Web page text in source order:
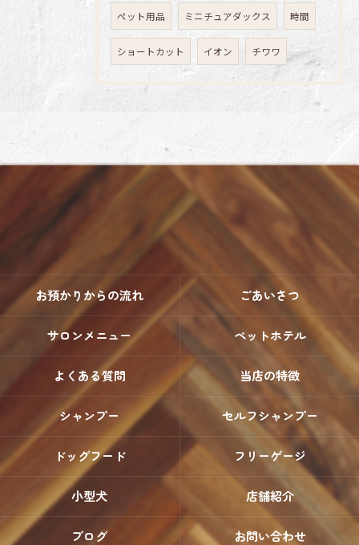
ペット用品 ミニチュアダックス 時間
ショートカット イオン チワワ
お預かりからの流れ ごあいさつ
サロンメニュー ペットホテル
よくある質問 当店の特徴
シャンプー セルフシャンプー
ドッグフード フリーゲージ
小型犬 店舗紹介
ブログ お問い合わせ